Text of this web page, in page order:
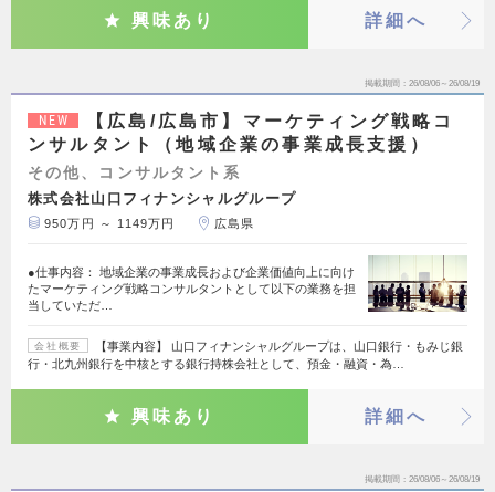
興味あり 詳細へ
掲載期間 26/08/06～26/08/19
NEW
【広島/広島市】マーケティング戦略コ
ンサルタント（地域企業の事業成長支援）
その他、コンサルタント系
株式会社山口フィナンシャルグループ
950万円 ～ 1149万円 広島県
●仕事内容： 地域企業の事業成長および企業価値向上に向け
たマーケティング戦略コンサルタントとして以下の業務を担
当していただ…
会社概要
【事業内容】 山口フィナンシャルグループは、山口銀行・もみじ銀
行・北九州銀行を中核とする銀行持株会社として、預金・融資・為…
興味あり 詳細へ
掲載期間 26/08/06～26/08/19